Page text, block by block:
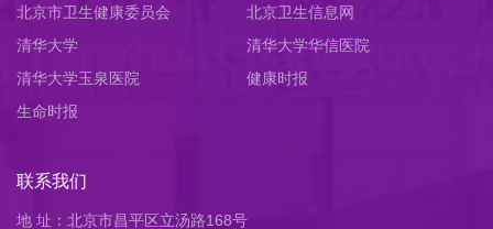
员会
北京市卫生健康委员会
北京卫生信息网
清华大学
清华大学华信医院
清华大学玉泉医院
健康时报
生命时报
联系我们
地 址：北京市昌平区立汤路168号